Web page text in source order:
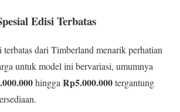
Edisi Terbatas
dari Timberland menarik perhatian
untuk model ini bervariasi, umumnya
hingga Rp5.000.000tergantung